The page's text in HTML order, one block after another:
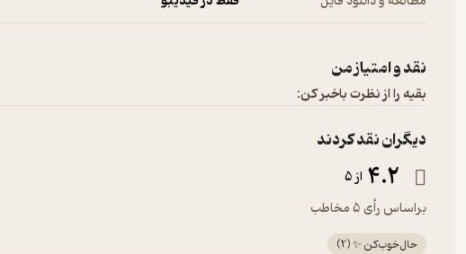
نقد و امتیاز من
بقیه را از نظرت باخبر کن:
دیگران نقد کردند
4.2 از 5
براساس رأی 5 مخاطب
حال‌خوب‌کن ✨(
2
)